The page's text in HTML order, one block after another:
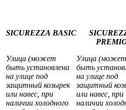
SICUREZZA BASIC
Улица (может
быть установлена
на улице под
защитный козырек
или навес, при
наличии холодного
Улица (может
быть
на улице под
защитный
или навес, при
наличии